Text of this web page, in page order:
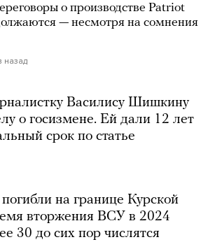
о производстве Patriot
— несмотря на сомнения
назад
Василису Шишкину
о госизмене. Ей дали 12 лет
срок по статье
на границе Курской
вторжения ВСУ в 2024
30 до сих пор числятся